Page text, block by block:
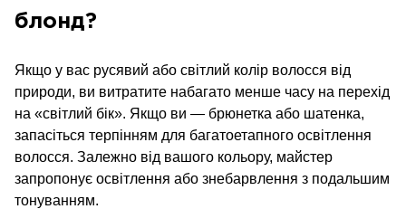
блонд?
Якщо у вас русявий або світлий колір волосся від
природи, ви витратите набагато менше часу на перехід
на «світлий бік». Якщо ви — брюнетка або шатенка,
запасіться терпінням для багатоетапного освітлення
волосся. Залежно від вашого кольору, майстер
запропонує освітлення або знебарвлення з подальшим
тонуванням.